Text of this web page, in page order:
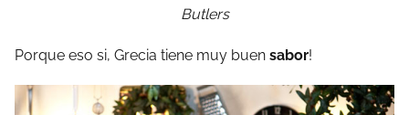
Butlers
Porque eso si, Grecia tiene muy buen sabor!